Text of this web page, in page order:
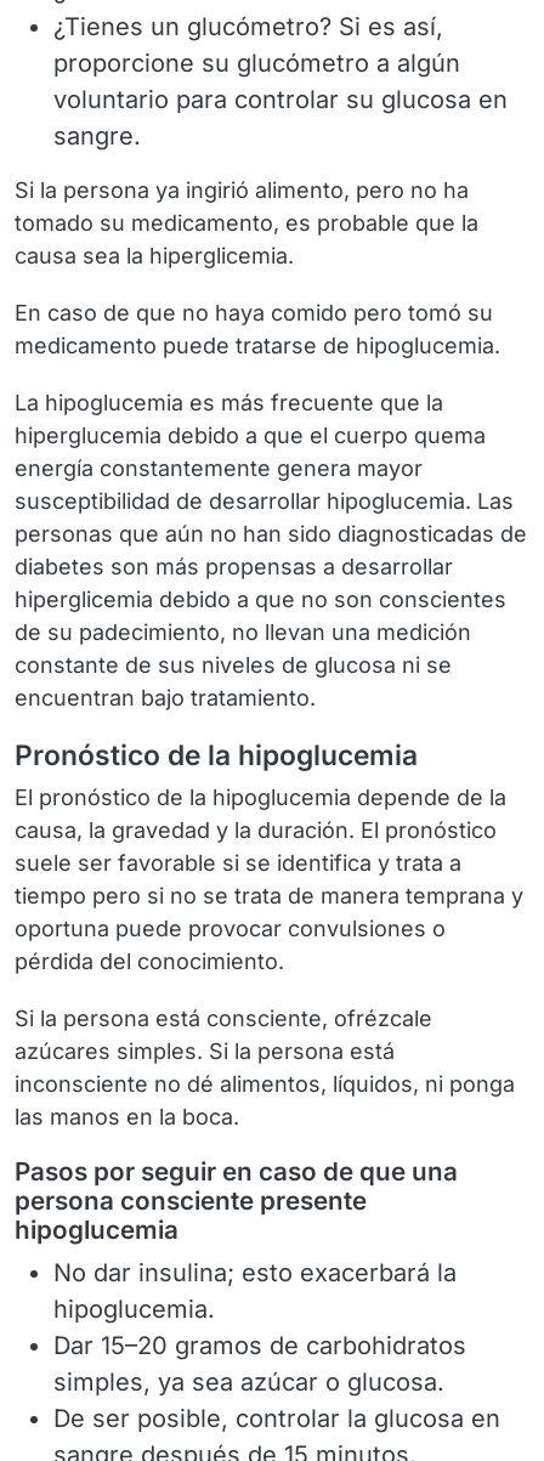
¿Tienes un glucómetro? Si es así,
proporcione su glucómetro a algún
voluntario para controlar su glucosa en
sangre.
Si la persona ya ingirió alimento, pero no ha
tomado su medicamento, es probable que la
causa sea la hiperglicemia.
En caso de que no haya comido pero tomó su
medicamento puede tratarse de hipoglucemia.
La hipoglucemia es más frecuente que la
hiperglucemia debido a que el cuerpo quema
energía constantemente genera mayor
susceptibilidad de desarrollar hipoglucemia. Las
personas que aún no han sido diagnosticadas de
diabetes son más propensas a desarrollar
hiperglicemia debido a que no son conscientes
de su padecimiento, no llevan una medición
constante de sus niveles de glucosa ni se
encuentran bajo tratamiento.
Pronóstico de la hipoglucemia
El pronóstico de la hipoglucemia depende de la
causa, la gravedad y la duración. El pronóstico
suele ser favorable si se identifica y trata a
tiempo pero si no se trata de manera temprana y
oportuna puede provocar convulsiones o
pérdida del conocimiento.
Si la persona está consciente, ofrézcale
azúcares simples. Si la persona está
inconsciente no dé alimentos, líquidos, ni ponga
las manos en la boca.
Pasos por seguir en caso de que una
persona consciente presente
hipoglucemia
No dar insulina; esto exacerbará la
hipoglucemia.
Dar 15–20 gramos de carbohidratos
simples, ya sea azúcar o glucosa.
De ser posible, controlar la glucosa en